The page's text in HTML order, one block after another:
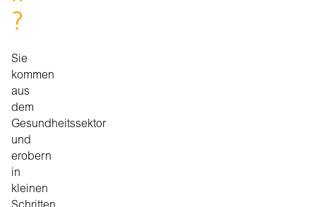
?
Sie
kommen
aus
dem
Gesundheitssektor
und
erobern
in
kleinen